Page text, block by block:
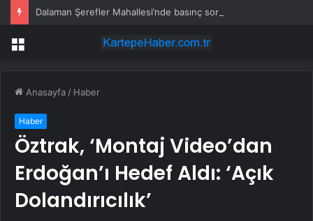
Dalaman Şerefler Mahallesi’nde basınç sorunu giderildi
Menü
Anasayfa / Haber
Haber
Öztrak, ‘Montaj Video’dan
Erdoğan’ı Hedef Aldı: ‘Açık
Dolandırıcılık’